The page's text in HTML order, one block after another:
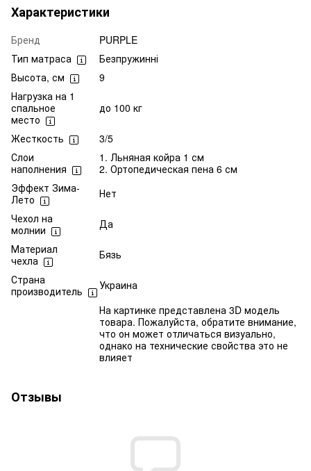
Характеристики
Бренд
PURPLE
Тип матраса
Безпружинні
Высота, см
9
Нагрузка на 1
спальное
место
до 100 кг
Жесткость
3/5
Слои
наполнения
1. Льняная койра 1 см
2. Ортопедическая пена 6 см
Эффект Зима-
Лето
Нет
Чехол на
молнии
Да
Материал
чехла
Бязь
Страна
производитель
Украина
На картинке представлена 3D модель
товара. Пожалуйста, обратите внимание,
что он может отличаться визуально,
однако на технические свойства это не
влияет
Отзывы